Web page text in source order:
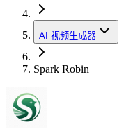
AI 视频生成器
Spark Robin